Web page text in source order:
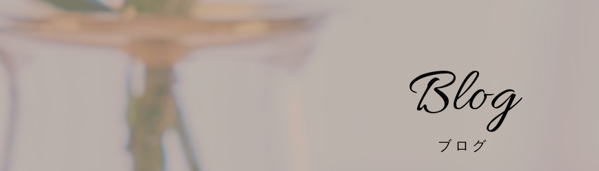
Blog
ブログ